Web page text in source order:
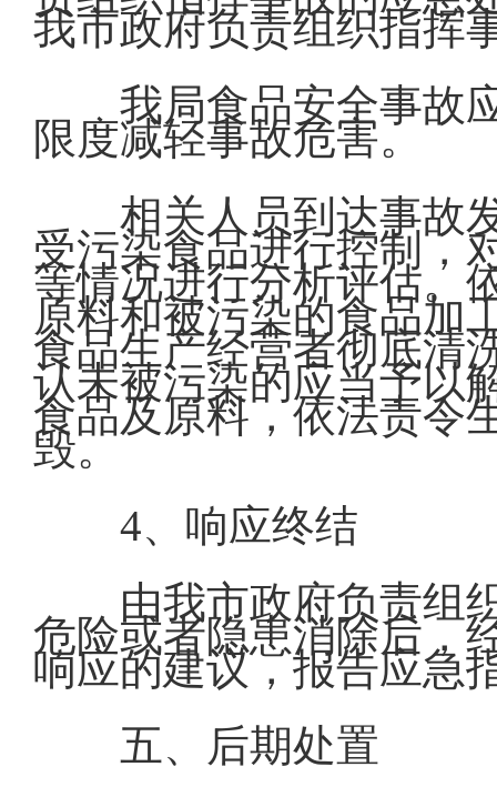
我市政府负责组织指挥
我局食品安全事故
限度减轻事故危害。
相关人员到达事故
受污染食品进行控制，
等情况进行分析评估。
原料和被污染的食品加
食品生产经营者彻底清
认未被污染的应当予以
食品及原料，依法责令
毁。
4、响应终结
由我市政府负责组
危险或者隐患消除后，
响应的建议，报告应急
五、后期处置